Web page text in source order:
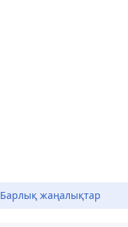
Барлық жаңалықтар